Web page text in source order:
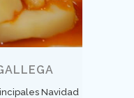
Navidad